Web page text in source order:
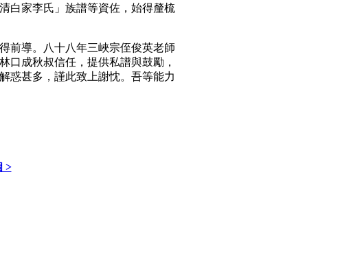
白家李氏」族譜等資佐，始得釐梳
前導。八十八年三峽宗侄俊英老師
口成秋叔信任，提供私譜與鼓勵，
惑甚多，謹此致上謝忱。吾等能力
>